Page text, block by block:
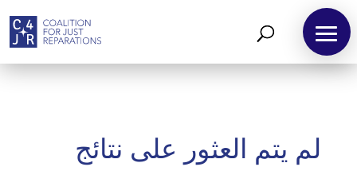
لم يتم العثور على نتائج